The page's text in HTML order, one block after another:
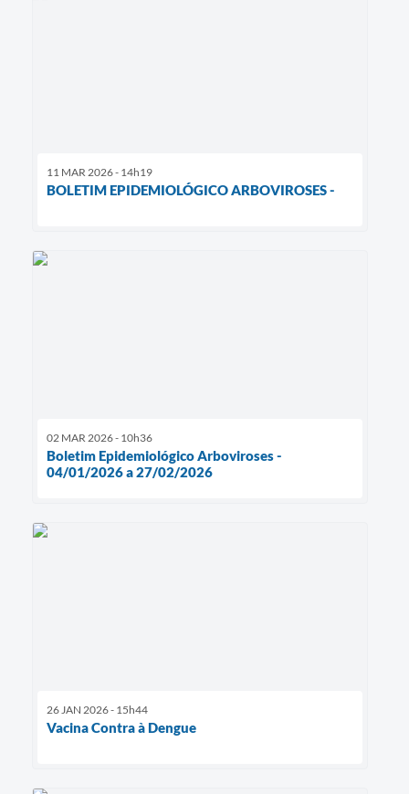
11 MAR 2026 - 14h19
BOLETIM EPIDEMIOLÓGICO ARBOVIROSES -
02 MAR 2026 - 10h36
Boletim Epidemiológico Arboviroses -
04/01/2026 a 27/02/2026
26 JAN 2026 - 15h44
Vacina Contra à Dengue